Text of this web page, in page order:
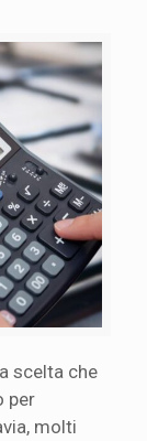
scelta che
per
molti